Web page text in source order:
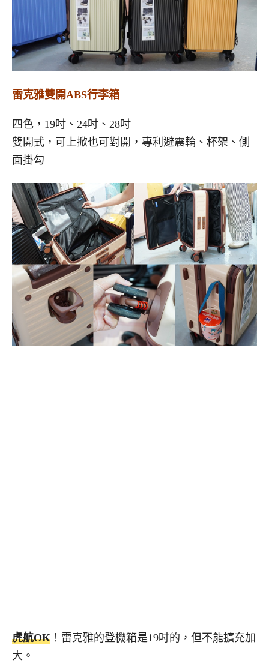
雷克雅雙開ABS行李箱
四色，19吋、24吋、28吋
雙開式，可上掀也可對開，專利避震輪、杯架、側
面掛勾
虎航OK ！雷克雅的登機箱是19吋的，但不能擴充加
大。